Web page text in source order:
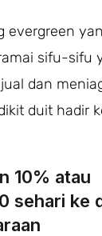
evergreen
sifu-sifu
dan
duit hadir
10% atau
sehari ke